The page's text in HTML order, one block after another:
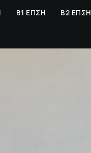
Β1 ΕΠΣΗ Β2 ΕΠΣΗ